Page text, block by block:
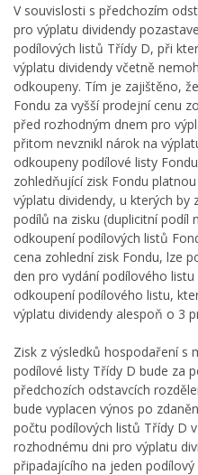
V souvislosti s předchozím
pro výplatu dividendy
podílových listů Třídy D, při
výplatu dividendy včetně
odkoupeny. Tím je zajištěno,
Fondu za vyšší prodejní cenu
před rozhodným dnem pro
přitom nevznikl nárok na
odkoupeny podílové listy
zohledňující zisk Fondu
výplatu dividendy, u kterých by
podílů na zisku (duplicitní podíl
odkoupení podílových listů
cena zohlední zisk Fondu, lze
den pro vydání podílového
odkoupení podílového listu,
výplatu dividendy alespoň o 3
Zisk z výsledků hospodaření s
podílové listy Třídy D bude za
předchozích odstavcích
bude vyplacen výnos po
počtu podílových listů Třídy D
rozhodnému dni pro výplatu
připadajícího na jeden podílový